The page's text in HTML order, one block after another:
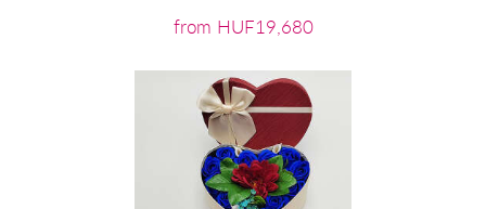
from HUF19,680